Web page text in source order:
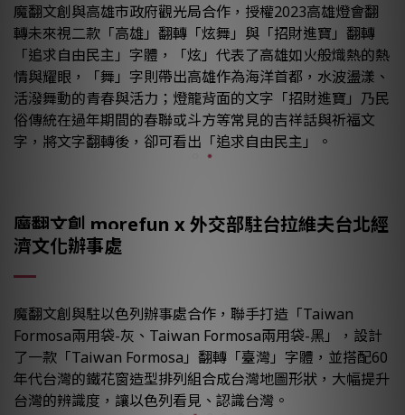
魔翻文創與高雄市政府觀光局合作，授權2023高雄燈會翻
轉未來視二款「高雄」翻轉「炫舞」與「招財進寶」翻轉
「追求自由民主」字體，「炫」代表了高雄如火般熾熱的熱
情與耀眼，「舞」字則帶出高雄作為海洋首都，水波盪漾、
活潑舞動的青春與活力；燈籠背面的文字「招財進寶」乃民
俗傳統在過年期間的春聯或斗方等常見的吉祥話與祈福文
字，將文字翻轉後，卻可看出「追求自由民主」。
魔翻文創 morefun x 外交部駐台拉維夫台北經
濟文化辦事處
魔翻文創與駐以色列辦事處合作，聯手打造「Taiwan
Formosa兩用袋-灰、Taiwan Formosa兩用袋-黑」，設計
了一款「Taiwan Formosa」翻轉「臺灣」字體，並搭配60
年代台灣的鐵花窗造型排列組合成台灣地圖形狀，大幅提升
台灣的辨識度，讓以色列看見、認識台灣。